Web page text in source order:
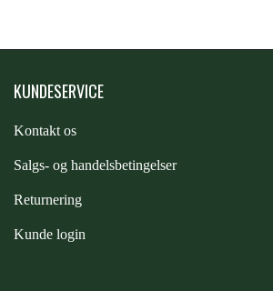
RACING TACK
KUNDESERVICE
Kontakt os
Salgs- og handelsbetingelser
Returnering
Kunde login